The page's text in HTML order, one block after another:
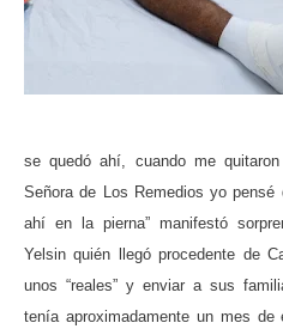
se quedó ahí, cuando me
Señora de Los Remedios yo
ahí en la pierna” manifestó
Yelsin quién llegó procedente de
unos “reales” y enviar a sus
tenía aproximadamente un mes